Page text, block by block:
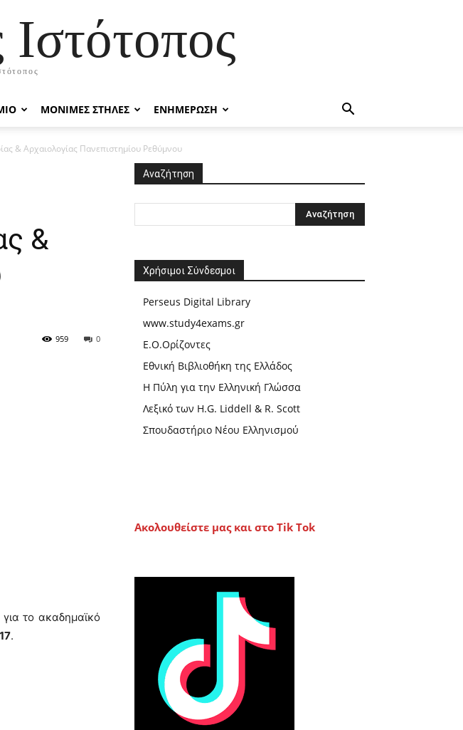
ΜΟΝΙΜΕΣ ΣΤΗΛΕΣ ΕΝΗΜΕΡΩΣΗ
& Αρχαιολογίας Πανεπιστημίου Ρεθύμνου
&
0
959
το ακαδημαϊκό
.
Αναζήτηση
Χρήσιμοι Σύνδεσμοι
Perseus Digital Library
www.study4exams.gr
Ε.Ο.Ορίζοντες
Εθνική Βιβλιοθήκη της Ελλάδος
Η Πύλη για την Ελληνική Γλώσσα
Λεξικό των H.G. Liddell & R. Scott
Σπουδαστήριο Νέου Ελληνισμού
Ακολουθείστε μας και στο Tik Tok